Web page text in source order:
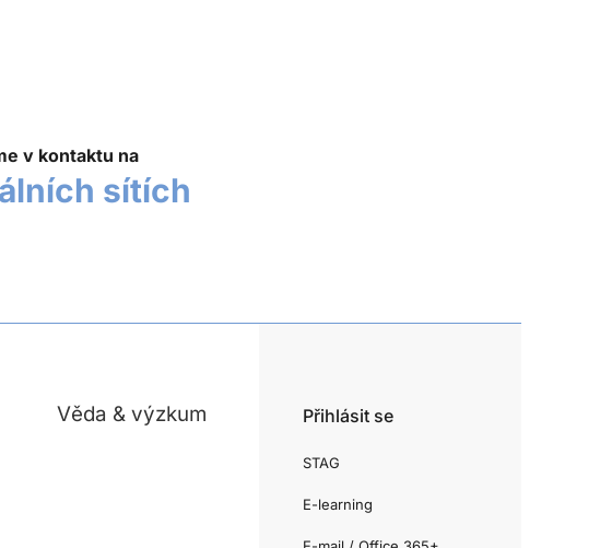
v kontaktu na
sítích
Věda & výzkum Přihlásit se
STAG
E-learning